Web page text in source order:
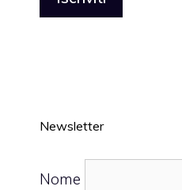
Newsletter
Nome